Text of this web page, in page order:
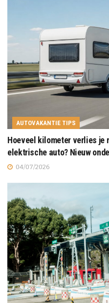
AUTOVAKANTIE TIPS
Hoeveel kilometer verlies je
elektrische auto? Nieuw
04/07/2026